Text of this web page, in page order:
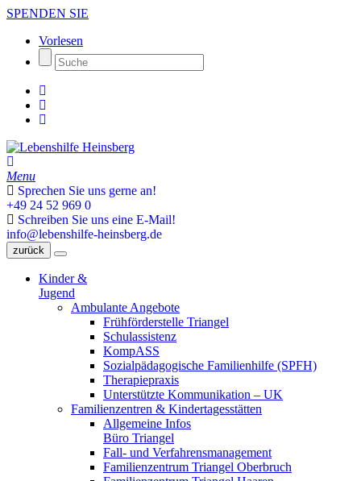
SPENDEN SIE
Vorlesen
Menu
Sprechen Sie uns gerne an!
+49 24 52 969 0
Schreiben Sie uns eine E-Mail!
info@lebenshilfe-heinsberg.de
zurück
Kinder &
Jugend
Ambulante Angebote
Frühförderstelle Triangel
Schulassistenz
KompASS
Sozialpädagogische Familienhilfe (SPFH)
Therapiepraxis
Unterstützte Kommunikation – UK
Familienzentren & Kindertagesstätten
Allgemeine Infos
Büro Triangel
Fall- und Verfahrensmanagement
Familienzentrum Triangel Oberbruch